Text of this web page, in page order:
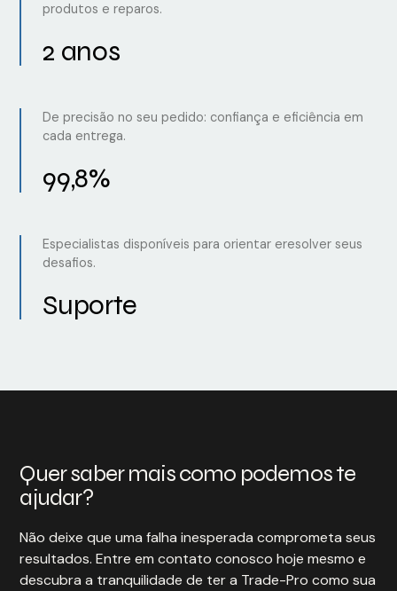
produtos e reparos.
2 anos
De precisão no seu pedido: confiança e eficiência em
cada entrega.
99,8%
Especialistas disponíveis para orientar eresolver seus
desafios.
Suporte
Quer saber mais como podemos te
ajudar?
Não deixe que uma falha inesperada comprometa seus
resultados. Entre em contato conosco hoje mesmo e
descubra a tranquilidade de ter a Trade-Pro como sua